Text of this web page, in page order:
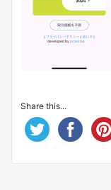
Share this...